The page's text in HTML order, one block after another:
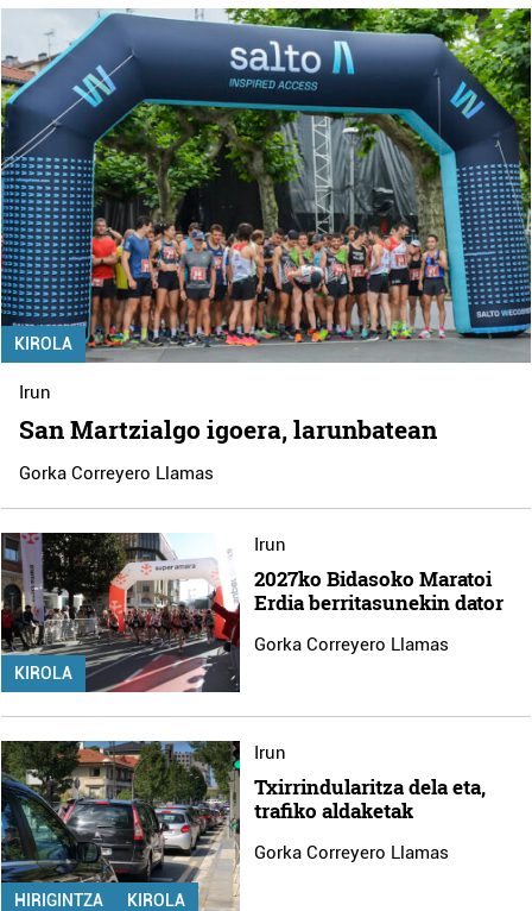
KIROLA
Irun
San Martzialgo igoera, larunbatean
Gorka Correyero Llamas
KIROLA
Irun
2027ko Bidasoko Maratoi
Erdia berritasunekin dator
Gorka Correyero Llamas
HIRIGINTZA KIROLA
Irun
Txirrindularitza dela eta,
trafiko aldaketak
Gorka Correyero Llamas